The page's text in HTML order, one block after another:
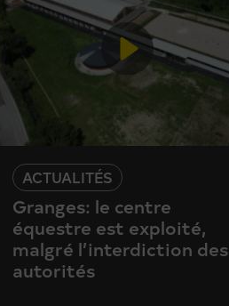
ACTUALITÉS
Granges: le centre
équestre est exploité,
malgré l’interdiction des
autorités